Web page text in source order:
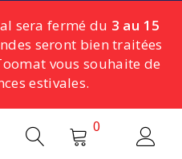
sera fermé du 3 au 15
seront bien traitées
vous souhaite de
estivales.
0